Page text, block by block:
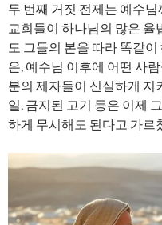
두 번째 거짓 전제는 예수
교회들이 하나님의 많은 율
도 그들의 본을 따라 똑같
은, 예수님 이후에 어떤 사
분의 제자들이 신실하게 지
일, 금지된 고기 등은 이제
하게 무시해도 된다고 가르